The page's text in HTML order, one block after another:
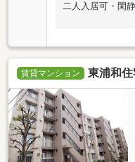
二人入居可・閑
賃貸マンション 東浦和